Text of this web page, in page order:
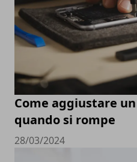
Come aggiustare
quando si rompe
28/03/2024